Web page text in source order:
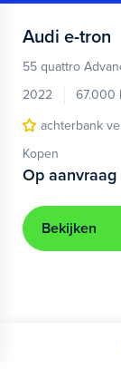
Audi e-tron
55 quattro
2022
67.000
achterbank
Kopen
Op aanvraag
Bekijken